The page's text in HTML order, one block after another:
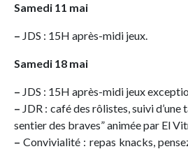
Samedi 11 mai
– JDS : 15H après-midi jeux.
Samedi 18 mai
– JDS : 15H après-midi jeux
– JDR : café des rôlistes, suivi
sentier des braves” animée par El
– Convivialité : repas knacks,